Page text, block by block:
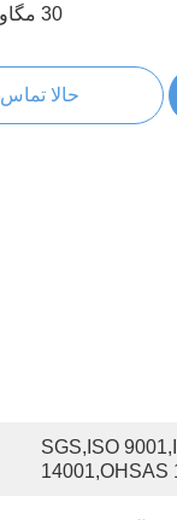
30 مگاوات در ماه
حالا تماس
SGS,ISO
14001,OHSAS